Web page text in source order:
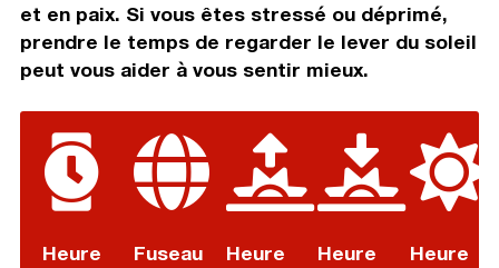
et en paix. Si vous êtes stressé ou déprimé,
prendre le temps de regarder le lever du soleil
peut vous aider à vous sentir mieux.
Heure
Fuseau
Heure
Heure
Heure